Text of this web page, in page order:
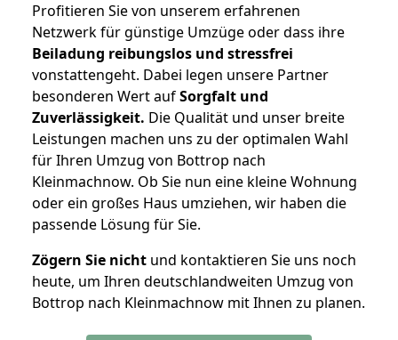
Profitieren Sie von unserem erfahrenen
Netzwerk für günstige Umzüge oder dass ihre
Beiladung reibungslos und stressfrei
vonstattengeht. Dabei legen unsere Partner
besonderen Wert aufSorgfalt und
Zuverlässigkeit. Die Qualität und unser breite
Leistungen machen uns zu der optimalen Wahl
für Ihren Umzug von Bottrop nach
Kleinmachnow. Ob Sie nun eine kleine Wohnung
oder ein großes Haus umziehen, wir haben die
passende Lösung für Sie.
Zögern Sie nicht und kontaktieren Sie uns noch
heute, um Ihren deutschlandweiten Umzug von
Bottrop nach Kleinmachnow mit Ihnen zu planen.